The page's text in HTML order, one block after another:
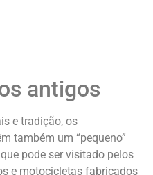
antigos
e tradição, os
também um “pequeno”
pode ser visitado pelos
e motocicletas fabricados